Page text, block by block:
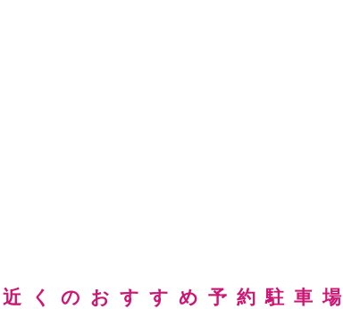
近くのおすすめ予約駐車場